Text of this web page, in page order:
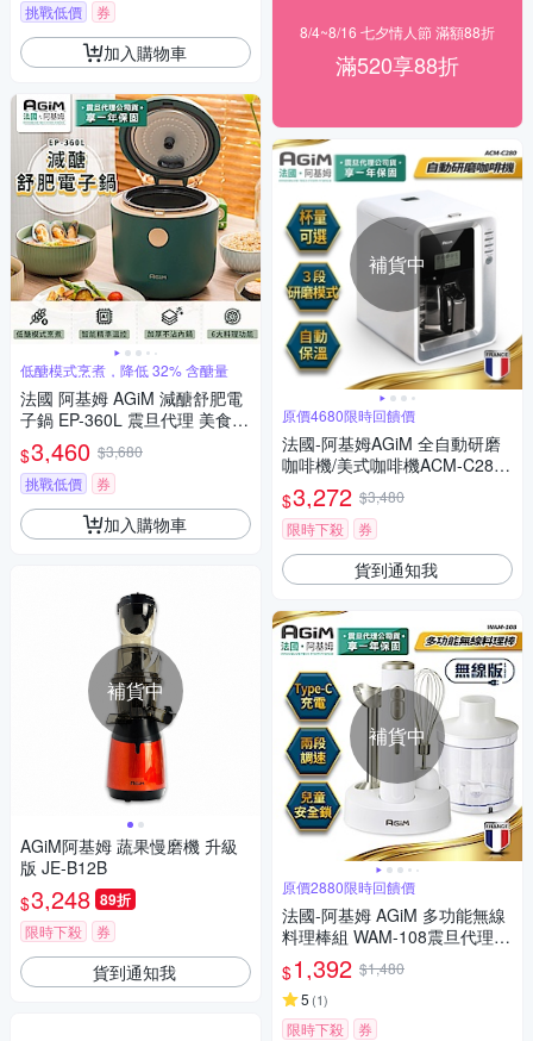
挑戰低價
券
加入購物車
低醣模式烹煮，降低 32% 含醣量
法國 阿基姆 AGiM 減醣舒肥電
子鍋 EP-360L 震旦代理 美食鍋
萬用鍋
$3,460 $3,680
挑戰低價
券
加入購物車
補貨中
AGiM阿基姆 蔬果慢磨機 升級
版 JE-B12B
$3,248 89折
限時下殺 券
貨到通知我
8/4~8/16 七夕情人節 滿額88折
滿520享88折
補貨中
原價4680限時回饋價
法國-阿基姆AGiM 全自動研磨
咖啡機/美式咖啡機ACM-C280
震旦代理
$3,272 $3,480
限時下殺
券
貨到通知我
補貨中
原價2880限時回饋價
法國-阿基姆 AGiM 多功能無線
料理棒組 WAM-108震旦代理
絞肉器 絞肉機 打蛋機 調理機
$1,392 $1,480
5 (1)
限時下殺 券